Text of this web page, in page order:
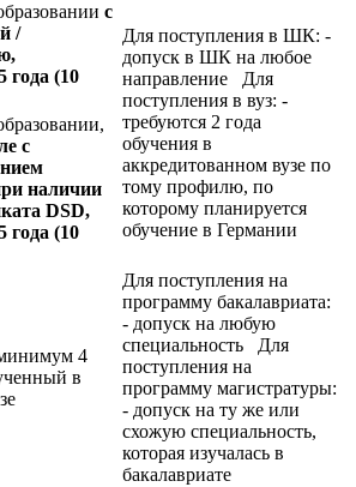
с
/
года (10
Для поступления в ШК: -
допуск в ШК на любое
направление Для
поступления в вуз: -
требуются 2 года
обучения в
аккредитованном вузе по
тому профилю, по
которому планируется
обучение в Германии
с
наличии
DSD,
года (10
4
в
Для поступления на
программу бакалавриата:
- допуск на любую
специальность Для
поступления на
программу магистратуры:
- допуск на ту же или
схожую специальность,
которая изучалась в
бакалавриате